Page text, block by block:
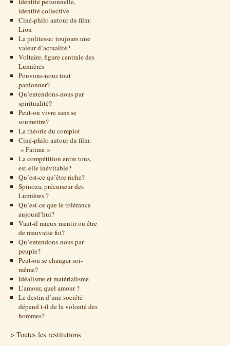
identité collective
Ciné-philo autour du film:
Lion
La politesse: toujours une
valeur d’actualité?
Voltaire, figure centrale des
Lumières
Pouvons-nous tout
pardonner?
Qu’entendons-nous par
spiritualité?
Peut-on vivre sans se
soumettre?
La théorie du complot
Ciné-philo autour du film:
» Fatima »
La compétition entre tous,
est-elle inévitable?
Qu’est-ce qu’être riche?
Spinoza, précurseur des
Lumières ?
Qu’est-ce que le tolérance
aujourd’hui?
Vaut-il mieux mentir ou être
de mauvaise foi?
Qu’entendons-nous par
peuple?
Peut-on se changer soi-
même?
Idéalisme et matérialisme
L’amour, quel amour ?
Le destin d’une société
dépend t-il de la volonté des
hommes?
> Toutes les restitutions